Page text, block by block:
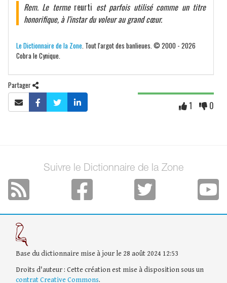
Rem. Le terme reurti est parfois utilisé comme un titre
honorifique, à l'instar du voleur au grand cœur.
Le Dictionnaire de la Zone . Tout l'argot des banlieues. © 2000 - 2026
Cobra le Cynique.
Partager
1 0
Suivre le Dictionnaire de la Zone
Base du dictionnaire mise à jour le 28 août 2024 12:53
Droits d'auteur : Cette création est mise à disposition sous un
contrat Creative Commons.